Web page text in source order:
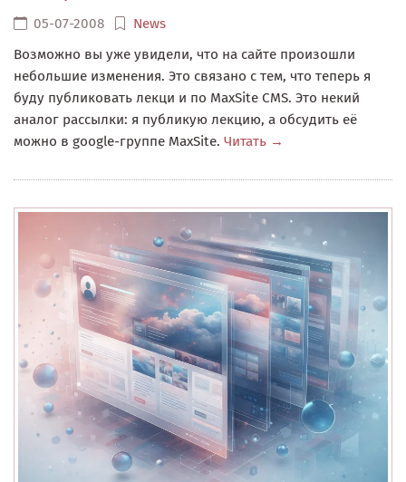
05-07-2008
News
Возможно вы уже увидели, что на сайте произошли
небольшие изменения. Это связано с тем, что теперь я
буду публиковать лекци и по MaxSite CMS. Это некий
аналог рассылки: я публикую лекцию, а обсудить её
можно в google-группе MaxSite. Читать